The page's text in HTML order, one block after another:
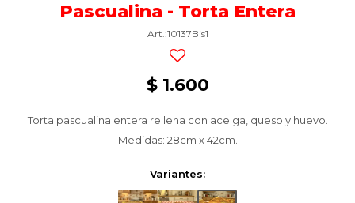
Pascualina - Torta Entera
10137Bis1
$ 1.600
Torta pascualina entera rellena con acelga, queso y huevo.
Medidas: 28cm x 42cm.
Variantes: